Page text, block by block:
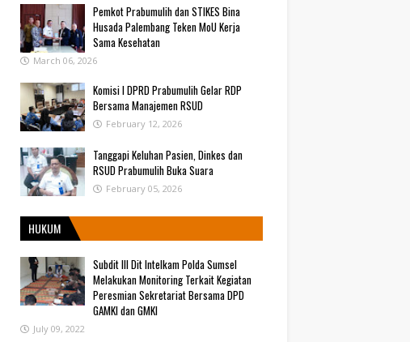
Pemkot Prabumulih dan STIKES Bina
Husada Palembang Teken MoU Kerja
Sama Kesehatan
March 06, 2026
Komisi I DPRD Prabumulih Gelar RDP
Bersama Manajemen RSUD
February 12, 2026
Tanggapi Keluhan Pasien, Dinkes dan
RSUD Prabumulih Buka Suara
February 05, 2026
HUKUM
Subdit III Dit Intelkam Polda Sumsel
Melakukan Monitoring Terkait Kegiatan
Peresmian Sekretariat Bersama DPD
GAMKI dan GMKI
July 09, 2022